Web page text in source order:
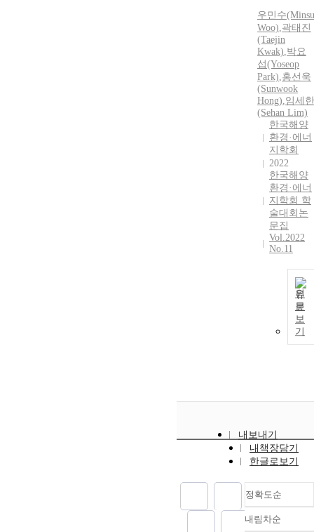
questionnaire
surveys of
local citizenry
attitudes and
opinions, and
citizenry
action plans
for the
conservation
of coastal and
marine
environments
around Mokpo
harbour are
suggested on
the basis of the
results of
questionnaire
surveys.
participations
in local policy
for the control
marine debris
and wastes
around
beaches and
coastal areas
are required.
The operation
우민수(Minsu
Woo),곽태진
(Taejin
Kwak),박요
섭(Yoseop
Park),홍선욱
(Sunwook
Hong),임세한
(Sehan Lim)
한국해양
환경·에너
지학회
2022
한국해양
환경·에너
지학회 학
술대회논
문집
Vol.2022
No.11
원
문
보
기
내보내기
내책장담기
한글로보기
정확도순
정확도
내림차순